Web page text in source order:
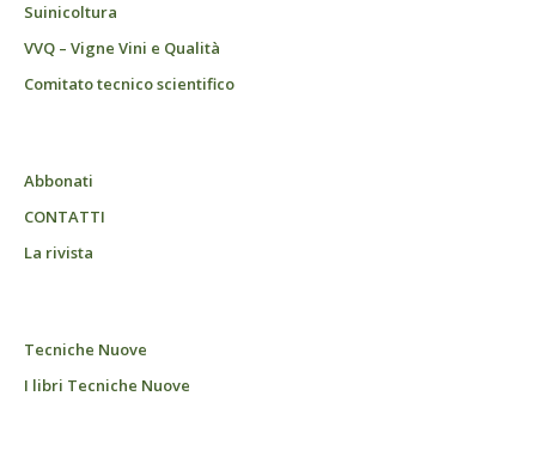
Suinicoltura
VVQ – Vigne Vini e Qualità
Comitato tecnico scientifico
Abbonati
CONTATTI
La rivista
Tecniche Nuove
I libri Tecniche Nuove